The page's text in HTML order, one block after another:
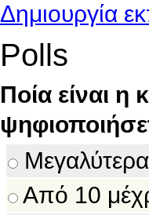
Δημιουργία
Polls
Ποία είναι η
Από 10